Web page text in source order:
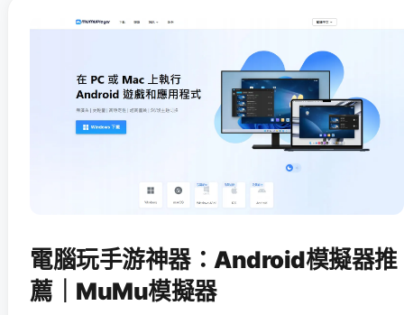
電腦玩手游神器：Android模擬器推
薦｜MuMu模擬器